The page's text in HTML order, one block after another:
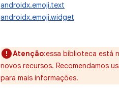
androidx.emoji.text
androidx.emoji.widget
Atenção:essa biblioteca está
novos recursos. Recomendamos
para mais informações.